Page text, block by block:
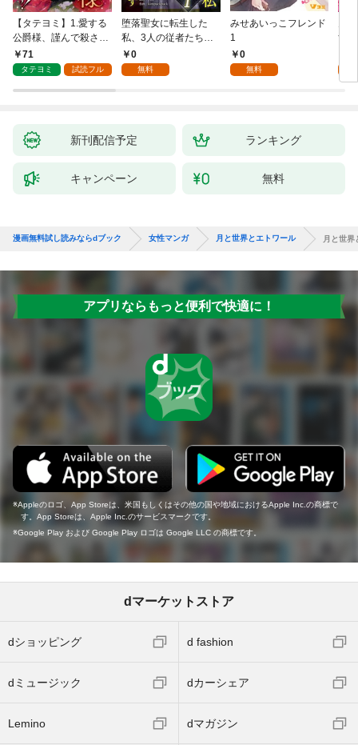
【タテヨミ】1.愛する
公爵様、謹んで殺させ
ていただきます！
71
タテヨミ 試読フル
堕落聖女に転生した
私、3人の従者たちに
抱かれて困ってます 第
1話
0
無料
みせあいっこフレンド
1
0
無料
す
ま
新刊配信予定 ランキング
キャンペーン 無料
漫画無料試し読みならdブック 女性マンガ 月と世界とエトワール 月と世
アプリならもっと便利で快適に！
Appleのロゴ、App Storeは、米国もしくはその他の国や地域におけるApple Inc.の商標で
す。App Storeは、Apple Inc.のサービスマークです。
Google Play および Google Play ロゴは Google LLC の商標です。
dマーケットストア
dショッピング d fashion
dミュージック dカーシェア
Lemino dマガジン